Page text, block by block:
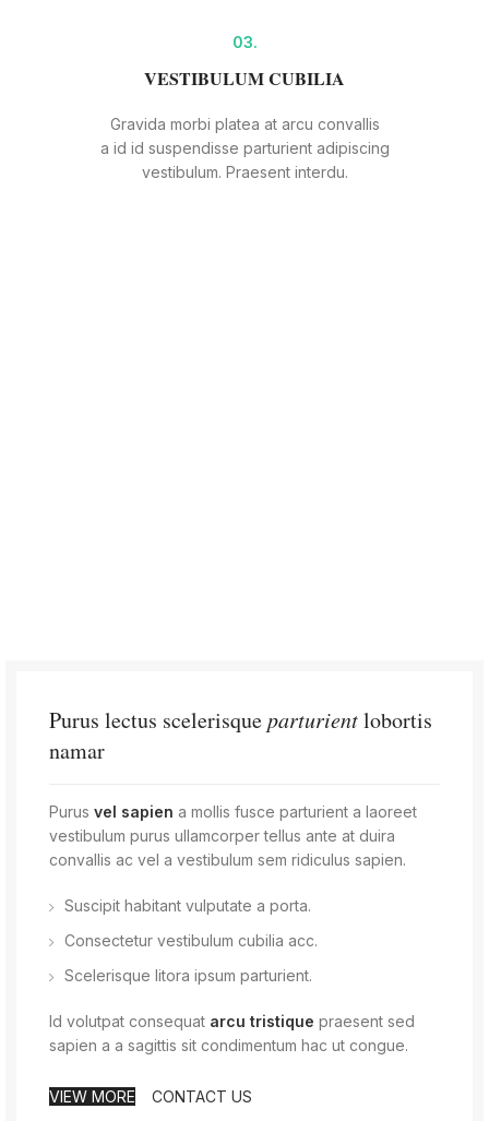
03.
VESTIBULUM CUBILIA
Gravida morbi platea at arcu convallis
a id id suspendisse parturient adipiscing
vestibulum. Praesent interdu.
Purus lectus scelerisqueparturientlobortis
namar
Purus vel sapien a mollis fusce parturient a laoreet
vestibulum purus ullamcorper tellus ante at duira
convallis ac vel a vestibulum sem ridiculus sapien.
Suscipit habitant vulputate a porta.
Consectetur vestibulum cubilia acc.
Scelerisque litora ipsum parturient.
Id volutpat consequat arcu tristique praesent sed
sapien a a sagittis sit condimentum hac ut congue.
VIEW MORE CONTACT US